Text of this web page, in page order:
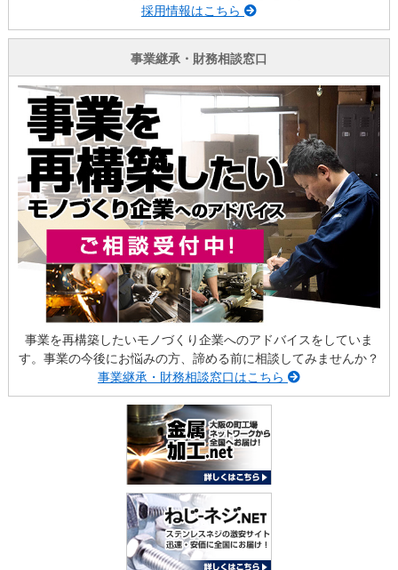
採用情報はこちら
事業継承・財務相談窓口
事業を再構築したいモノづくり企業へのアドバイスをしていま
す。事業の今後にお悩みの方、諦める前に相談してみませんか？
事業継承・財務相談窓口はこちら